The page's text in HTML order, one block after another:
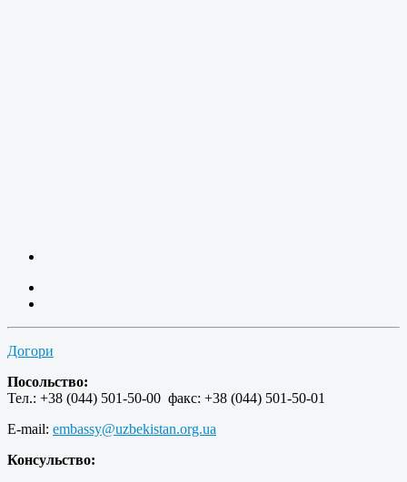
Догори
Посольство:
Тел.: +38 (044) 501-50-00 факс: +38 (044) 501-50-01
E-mail: embassy@uzbekistan.org.ua
Консульство: